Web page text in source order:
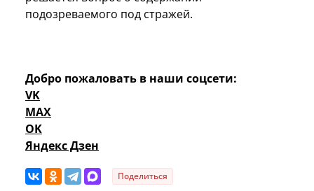
подозреваемого под стражей.
Добро пожаловать в наши соцсети:
VK
MAX
OK
Яндекс Дзен
Поделиться